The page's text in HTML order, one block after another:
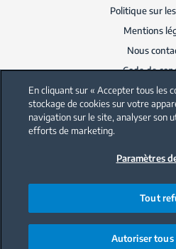
Politique sur
Mentions
Nous
Code de
En cliquant sur « Accepter tous les
stockage de cookies sur votre
navigation sur le site, analyser son
efforts de marketing.
Paramètres
Tout
Autoriser tous